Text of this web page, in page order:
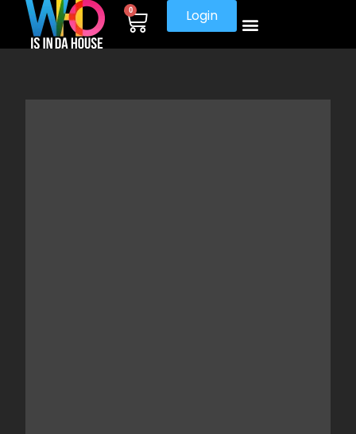
0 Login